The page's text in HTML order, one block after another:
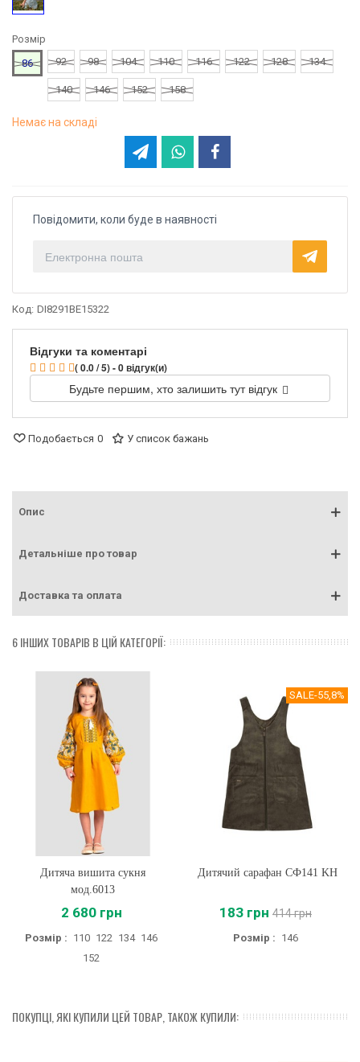
Розмір
86
92 98 104 110 116 122 128 134
140 146 152 158
Немає на складі
Повідомити, коли буде в наявності
Код: DI8291BE15322
Відгуки та коментарі
( 0.0 / 5) - 0 відгук(и)
Будьте першим, хто залишить тут відгук
Подобається 0 У список бажань
Опис
Детальніше про товар
Доставка та оплата
6 ІНШИХ ТОВАРІВ В ЦІЙ КАТЕГОРІЇ:
Дитяча вишита сукня
мод.6013
2 680 грн
Розмір : 110 122 134 146
152
SALE-55,8%
Дитячий сарафан СФ141 KH
183 грн 414 грн
Розмір : 146
ПОКУПЦІ, ЯКІ КУПИЛИ ЦЕЙ ТОВАР, ТАКОЖ КУПИЛИ: